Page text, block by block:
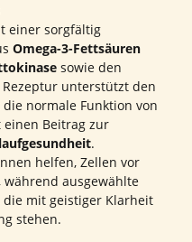
einer sorgfältig
Omega-3-Fettsäuren
sowie den
Rezeptur unterstützt den
die normale Funktion von
Beitrag zur
.
helfen, Zellen vor
während ausgewählte
die mit geistiger Klarheit
stehen.